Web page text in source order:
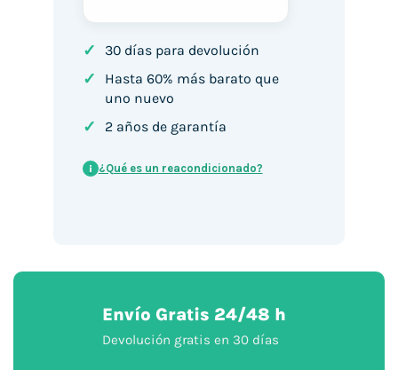
✓ 30 días para devolución
✓
Hasta 60% más barato que
uno nuevo
✓ 2 años de garantía
i ¿Qué es un reacondicionado?
Envío Gratis 24/48 h
Devolución gratis en 30 días